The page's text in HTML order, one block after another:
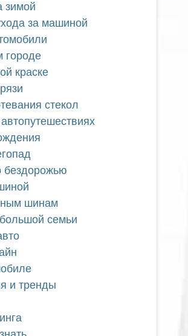
зимой
за машиной
городе
краске
стекол
бездорожью
шинам
семьи
и тренды